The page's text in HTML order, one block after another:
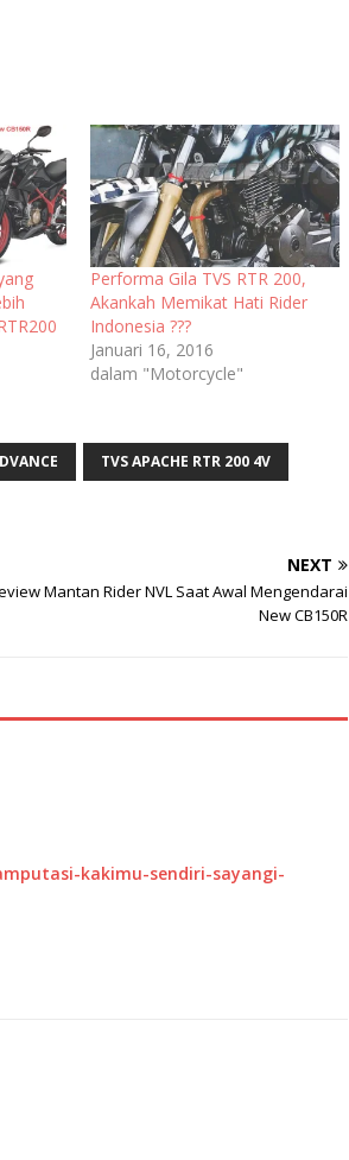
Performa Gila TVS RTR 200,
Akankah Memikat Hati Rider
Indonesia ???
Januari 16, 2016
dalam "Motorcycle"
TVS APACHE RTR 200 4V
NEXT
Mantan Rider NVL Saat Awal Mengendarai
New CB150R
kakimu-sendiri-sayangi-